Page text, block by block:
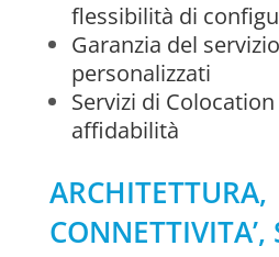
flessibilità di
Garanzia del
personalizzati
Servizi di
affidabilità
ARCHITETTURA,
CONNETTIVITA’,